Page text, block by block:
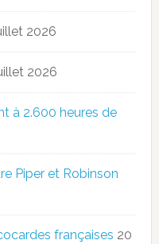
2026
2026
à 2.600 heures de
Piper et Robinson
françaises 20